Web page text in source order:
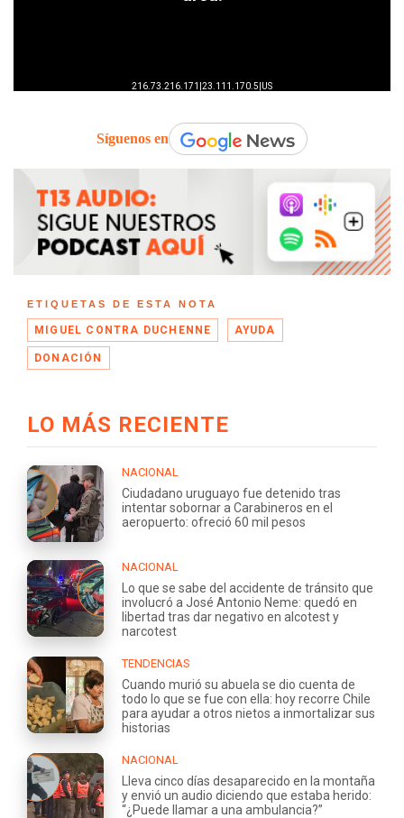
Síguenos en
ETIQUETAS DE ESTA NOTA
MIGUEL CONTRA DUCHENNE AYUDA
DONACIÓN
LO MÁS RECIENTE
NACIONAL
Ciudadano uruguayo fue detenido tras
intentar sobornar a Carabineros en el
aeropuerto: ofreció 60 mil pesos
NACIONAL
Lo que se sabe del accidente de tránsito que
involucró a José Antonio Neme: quedó en
libertad tras dar negativo en alcotest y
narcotest
TENDENCIAS
Cuando murió su abuela se dio cuenta de
todo lo que se fue con ella: hoy recorre Chile
para ayudar a otros nietos a inmortalizar sus
historias
NACIONAL
Lleva cinco días desaparecido en la montaña
y envió un audio diciendo que estaba herido:
“¿Puede llamar a una ambulancia?”